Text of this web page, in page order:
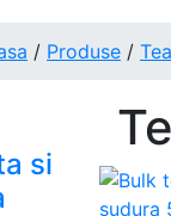
/ Produse /
si